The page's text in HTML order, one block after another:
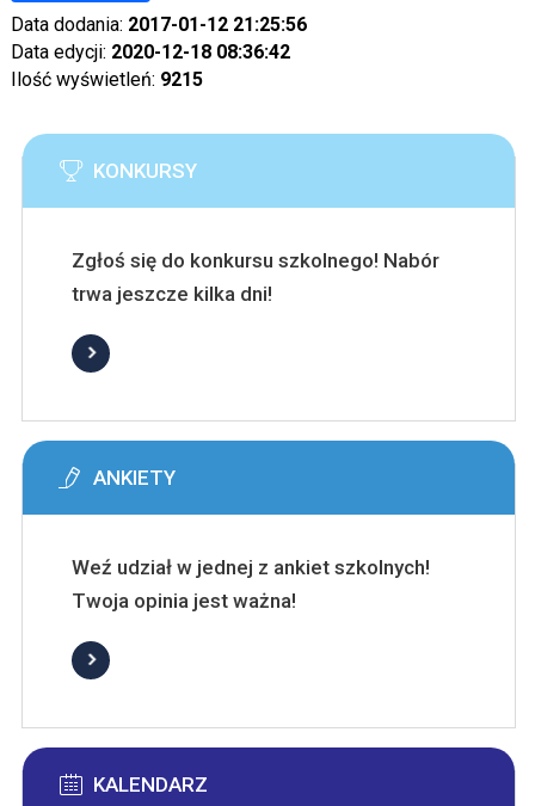
Data dodania: 2017-01-12 21:25:56
Data edycji: 2020-12-18 08:36:42
Ilość wyświetleń: 9215
KONKURSY
Zgłoś się do konkursu szkolnego! Nabór
trwa jeszcze kilka dni!
ANKIETY
Weź udział w jednej z ankiet szkolnych!
Twoja opinia jest ważna!
KALENDARZ